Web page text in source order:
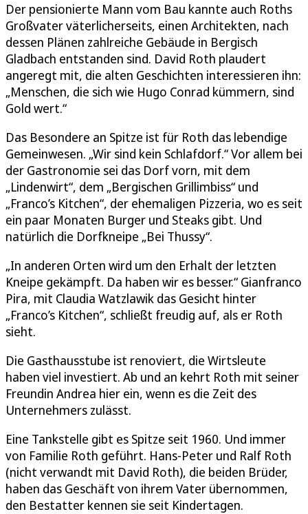
Der pensionierte Mann vom Bau kannte auch Roths
Großvater väterlicherseits, einen Architekten, nach
dessen Plänen zahlreiche Gebäude in Bergisch
Gladbach entstanden sind. David Roth plaudert
angeregt mit, die alten Geschichten interessieren ihn:
„Menschen, die sich wie Hugo Conrad kümmern, sind
Gold wert.“
Das Besondere an Spitze ist für Roth das lebendige
Gemeinwesen. „Wir sind kein Schlafdorf.“ Vor allem bei
der Gastronomie sei das Dorf vorn, mit dem
„Lindenwirt“, dem „Bergischen Grillimbiss“ und
„Franco’s Kitchen“, der ehemaligen Pizzeria, wo es seit
ein paar Monaten Burger und Steaks gibt. Und
natürlich die Dorfkneipe „Bei Thussy“.
„In anderen Orten wird um den Erhalt der letzten
Kneipe gekämpft. Da haben wir es besser.“ Gianfranco
Pira, mit Claudia Watzlawik das Gesicht hinter
„Franco’s Kitchen“, schließt freudig auf, als er Roth
sieht.
Die Gasthausstube ist renoviert, die Wirtsleute
haben viel investiert. Ab und an kehrt Roth mit seiner
Freundin Andrea hier ein, wenn es die Zeit des
Unternehmers zulässt.
Eine Tankstelle gibt es Spitze seit 1960. Und immer
von Familie Roth geführt. Hans-Peter und Ralf Roth
(nicht verwandt mit David Roth), die beiden Brüder,
haben das Geschäft von ihrem Vater übernommen,
den Bestatter kennen sie seit Kindertagen.